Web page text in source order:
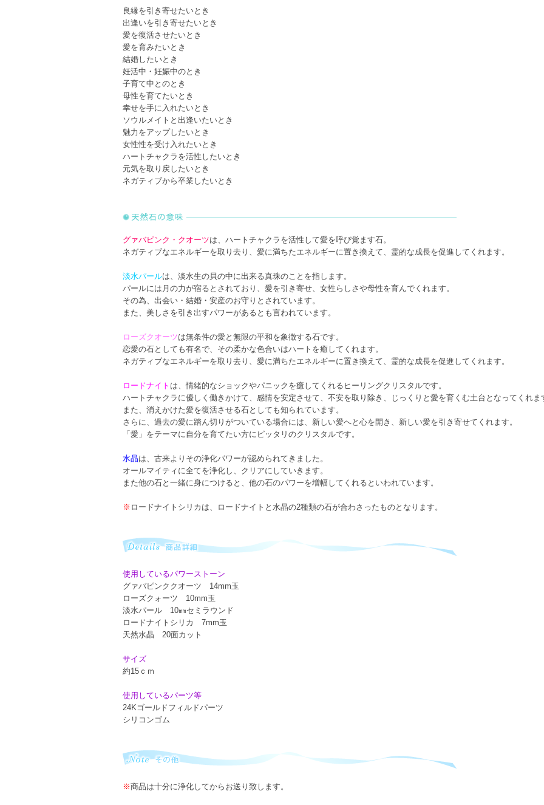
良縁を引き寄せたいとき
出逢いを引き寄せたいとき
愛を復活させたいとき
愛を育みたいとき
結婚したいとき
妊活中・妊娠中のとき
子育て中とのとき
母性を育てたいとき
幸せを手に入れたいとき
ソウルメイトと出逢いたいとき
魅力をアップしたいとき
女性性を受け入れたいとき
ハートチャクラを活性したいとき
元気を取り戻したいとき
ネガティブから卒業したいとき
グァバピンク・クオーツは、ハートチャクラを活性して愛を呼び覚ます石。
ネガティブなエネルギーを取り去り、愛に満ちたエネルギーに置き換えて、霊的な成長を促進してくれます。
淡水パールは、淡水生の貝の中に出来る真珠のことを指します。
パールには月の力が宿るとされており、愛を引き寄せ、女性らしさや母性を育んでくれます。
その為、出会い・結婚・安産のお守りとされています。
また、美しさを引き出すパワーがあるとも言われています。
ローズクオーツは無条件の愛と無限の平和を象徴する石です。
恋愛の石としても有名で、その柔かな色合いはハートを癒してくれます。
ネガティブなエネルギーを取り去り、愛に満ちたエネルギーに置き換えて、霊的な成長を促進してくれます。
ロードナイト は、情緒的なショックやパニックを癒してくれるヒーリングクリスタルです。
ハートチャクラに優しく働きかけて、感情を安定させて、不安を取り除き、じっくりと愛を育くむ土台となってくれま
また、消えかけた愛を復活させる石としても知られています。
さらに、過去の愛に踏ん切りがついている場合には、新しい愛へと心を開き、新しい愛を引き寄せてくれます。
「愛」をテーマに自分を育てたい方にピッタリのクリスタルです。
水晶は、古来よりその浄化パワーが認められてきました。
オールマイティに全てを浄化し、クリアにしていきます。
また他の石と一緒に身につけると、他の石のパワーを増幅してくれるといわれています。
※ ロードナイトシリカは、ロードナイトと水晶の2種類の石が合わさったものとなります。
使用しているパワーストーン
グァバピンククオーツ 14mm玉
ローズクォーツ 10mm玉
淡水パール 10㎜セミラウンド
ロードナイトシリカ 7mm玉
天然水晶 20面カット
サイズ
約15ｃｍ
使用しているパーツ等
24Kゴールドフィルドパーツ
シリコンゴム
※商品は十分に浄化してからお送り致します。